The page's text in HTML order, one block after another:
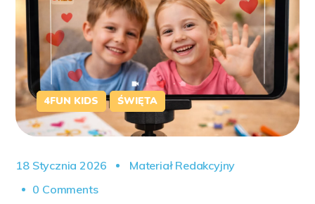
4FUN KIDS ŚWIĘTA
18 Stycznia 2026
Materiał Redakcyjny
0 Comments